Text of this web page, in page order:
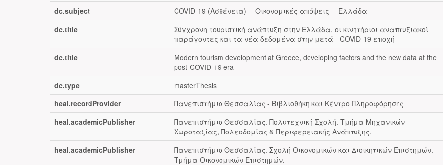
dc.subject
COVID-19 (Ασθένεια) -- Οικονομικές απόψεις -- Ελλάδα
dc.title
Σύγχρονη τουριστική ανάπτυξη στην Ελλάδα, οι κινητήριοι αναπτυξιακοί
παράγοντες και τα νέα δεδομένα στην μετά - COVID-19 εποχή
dc.title
Modern tourism development at Greece, developing factors and the new data at the
post-COVID-19 era
dc.type
masterThesis
heal.recordProvider
Πανεπιστήμιο Θεσσαλίας - Βιβλιοθήκη και Κέντρο Πληροφόρησης
heal.academicPublisher
Πανεπιστήμιο Θεσσαλίας. Πολυτεχνική Σχολή. Τμήμα Μηχανικών
Χωροταξίας, Πολεοδομίας & Περιφερειακής Ανάπτυξης.
heal.academicPublisher
Πανεπιστήμιο Θεσσαλίας. Σχολή Οικονομικών και Διοικητικών Επιστημών.
Τμήμα Οικονομικών Επιστημών.